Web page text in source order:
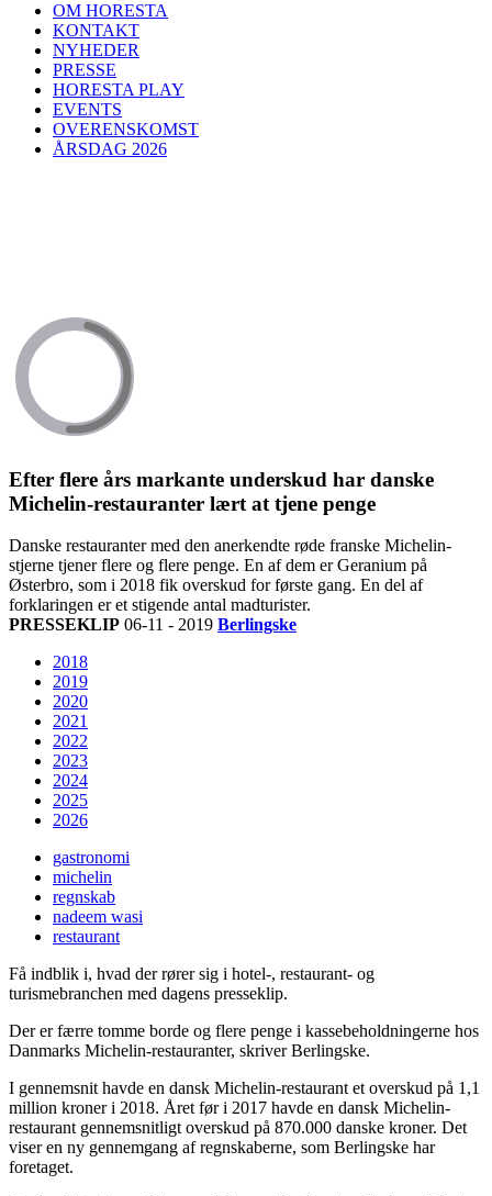
OM HORESTA
KONTAKT
NYHEDER
PRESSE
HORESTA PLAY
EVENTS
OVERENSKOMST
ÅRSDAG 2026
Efter flere års markante underskud har danske
Michelin-restauranter lært at tjene penge
Danske restauranter med den anerkendte røde franske Michelin-
stjerne tjener flere og flere penge. En af dem er Geranium på
Østerbro, som i 2018 fik overskud for første gang. En del af
forklaringen er et stigende antal madturister.
PRESSEKLIP 06-11 - 2019 Berlingske
2018
2019
2020
2021
2022
2023
2024
2025
2026
gastronomi
michelin
regnskab
nadeem wasi
restaurant
Få indblik i, hvad der rører sig i hotel-, restaurant- og
turismebranchen med dagens presseklip.
Der er færre tomme borde og flere penge i kassebeholdningerne hos
Danmarks Michelin-restauranter, skriver Berlingske.
I gennemsnit havde en dansk Michelin-restaurant et overskud på 1,1
million kroner i 2018. Året før i 2017 havde en dansk Michelin-
restaurant gennemsnitligt overskud på 870.000 danske kroner. Det
viser en ny gennemgang af regnskaberne, som Berlingske har
foretaget.